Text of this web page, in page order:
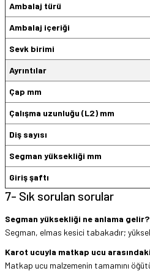
Ambalaj türü
Ambalaj içeriği
Sevk birimi
Ayrıntılar
Çap mm
Çalışma uzunluğu (L2) mm
Diş sayısı
Segman yüksekliği mm
Giriş şaftı
7- Sık sorulan sorular
Segman yüksekliği ne anlama gelir?
Segman, elmas kesici tabakadır;
Karot ucuyla matkap ucu
Matkap ucu malzemenin tamamını